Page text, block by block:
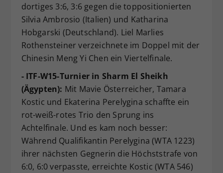
dortiges 3:6, 3:6 gegen die toppositionierten
Silvia Ambrosio (Italien) und Katharina
Hobgarski (Deutschland). Liel Marlies
Rothensteiner verzeichnete im Doppel mit der
Chinesin Meng Yi Chen ein Viertelfinale.
- ITF-W15-Turnier in Sharm El Sheikh
(Ägypten): Mit Mavie Österreicher, Tamara
Kostic und Ekaterina Perelygina schaffte ein
rot-weiß-rotes Trio den Sprung ins
Achtelfinale. Und es kam noch besser:
Während Qualifikantin Perelygina (WTA 1223)
ihrer nächsten Gegnerin die Höchststrafe von
6:0, 6:0 verpasste, erreichte Kostic (WTA 546)